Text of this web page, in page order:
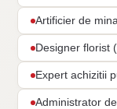
Artificier de
Designer florist
Expert achizitii
Administrator